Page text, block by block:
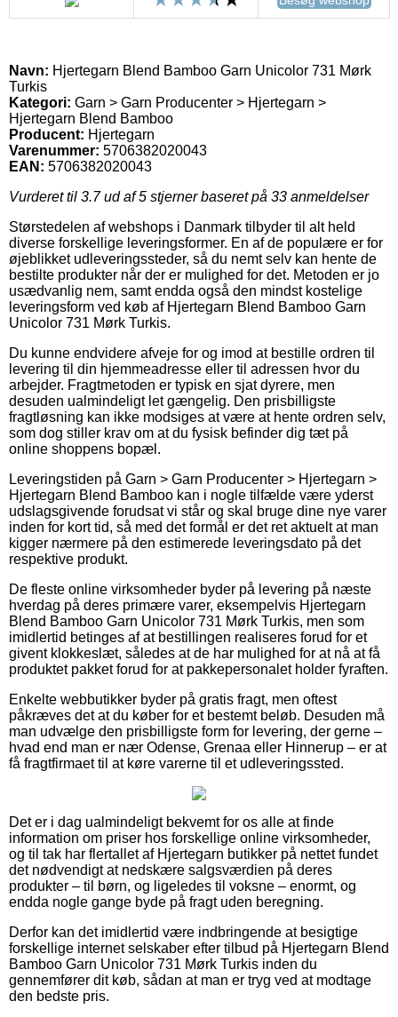
Navn: Hjertegarn Blend Bamboo Garn Unicolor 731 Mørk
Turkis
Kategori: Garn > Garn Producenter > Hjertegarn >
Hjertegarn Blend Bamboo
Producent: Hjertegarn
Varenummer: 5706382020043
EAN: 5706382020043
Vurderet til 3.7ud af 5 stjerner baseret på 33 anmeldelser
Størstedelen af webshops i Danmark tilbyder til alt held
diverse forskellige leveringsformer. En af de populære er for
øjeblikket udleveringssteder, så du nemt selv kan hente de
bestilte produkter når der er mulighed for det. Metoden er jo
usædvanlig nem, samt endda også den mindst kostelige
leveringsform ved køb af Hjertegarn Blend Bamboo Garn
Unicolor 731 Mørk Turkis.
Du kunne endvidere afveje for og imod at bestille ordren til
levering til din hjemmeadresse eller til adressen hvor du
arbejder. Fragtmetoden er typisk en sjat dyrere, men
desuden ualmindeligt let gængelig. Den prisbilligste
fragtløsning kan ikke modsiges at være at hente ordren selv,
som dog stiller krav om at du fysisk befinder dig tæt på
online shoppens bopæl.
Leveringstiden på Garn > Garn Producenter > Hjertegarn >
Hjertegarn Blend Bamboo kan i nogle tilfælde være yderst
udslagsgivende forudsat vi står og skal bruge dine nye varer
inden for kort tid, så med det formål er det ret aktuelt at man
kigger nærmere på den estimerede leveringsdato på det
respektive produkt.
De fleste online virksomheder byder på levering på næste
hverdag på deres primære varer, eksempelvis Hjertegarn
Blend Bamboo Garn Unicolor 731 Mørk Turkis, men som
imidlertid betinges af at bestillingen realiseres forud for et
givent klokkeslæt, således at de har mulighed for at nå at få
produktet pakket forud for at pakkepersonalet holder fyraften.
Enkelte webbutikker byder på gratis fragt, men oftest
påkræves det at du køber for et bestemt beløb. Desuden må
man udvælge den prisbilligste form for levering, der gerne –
hvad end man er nær Odense, Grenaa eller Hinnerup – er at
få fragtfirmaet til at køre varerne til et udleveringssted.
Det er i dag ualmindeligt bekvemt for os alle at finde
information om priser hos forskellige online virksomheder,
og til tak har flertallet af Hjertegarn butikker på nettet fundet
det nødvendigt at nedskære salgsværdien på deres
produkter – til børn, og ligeledes til voksne – enormt, og
endda nogle gange byde på fragt uden beregning.
Derfor kan det imidlertid være indbringende at besigtige
forskellige internet selskaber efter tilbud på Hjertegarn Blend
Bamboo Garn Unicolor 731 Mørk Turkis inden du
gennemfører dit køb, sådan at man er tryg ved at modtage
den bedste pris.